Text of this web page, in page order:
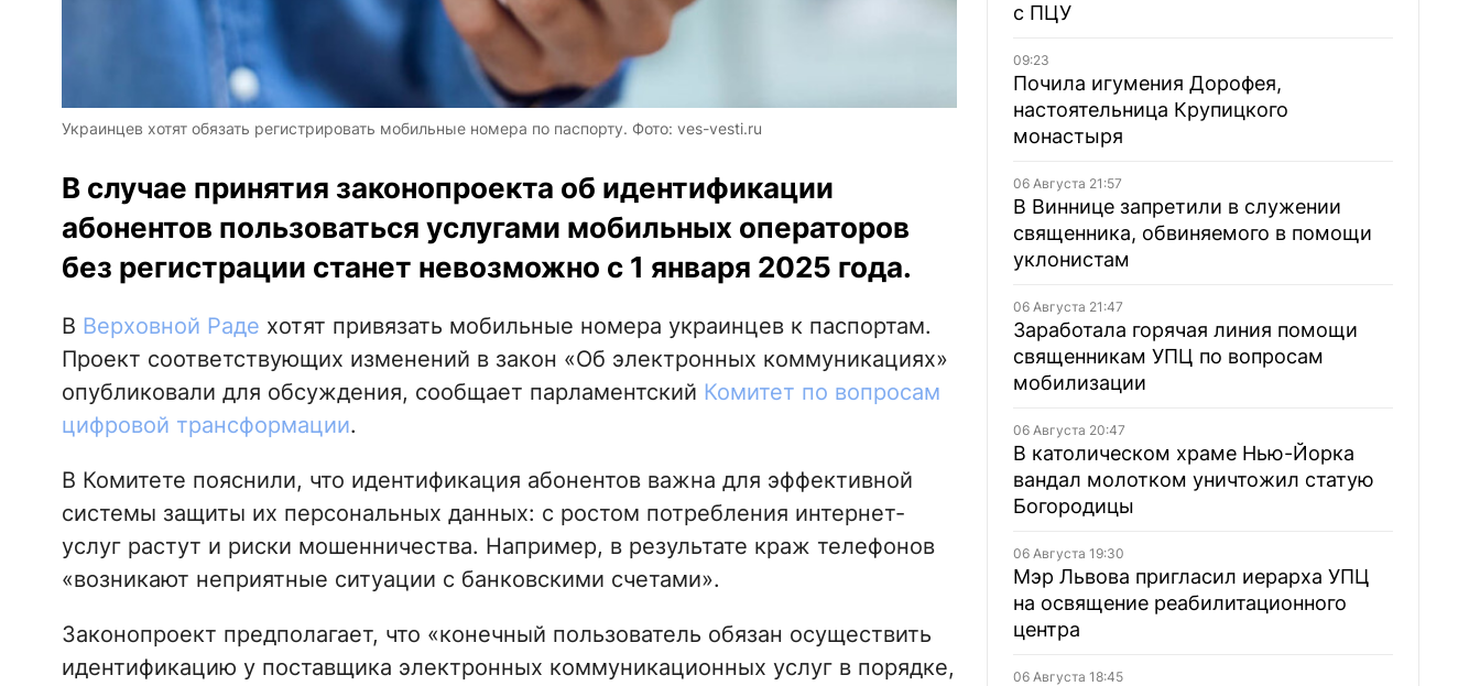
Украинцев хотят обязать регистрировать мобильные номера по паспорту. Фото: ves-vesti.ru
В случае принятия законопроекта об идентификации
абонентов пользоваться услугами мобильных операторов
без регистрации станет невозможно с 1 января 2025 года.
В Верховной Раде хотят привязать мобильные номера украинцев к паспортам.
Проект соответствующих изменений в закон «Об электронных коммуникациях»
опубликовали для обсуждения, сообщает парламентский Комитет по вопросам
цифровой трансформации.
В Комитете пояснили, что идентификация абонентов важна для эффективной
системы защиты их персональных данных: с ростом потребления интернет-
услуг растут и риски мошенничества. Например, в результате краж телефонов
«возникают неприятные ситуации с банковскими счетами».
Законопроект предполагает, что «конечный пользователь обязан осуществить
идентификацию у поставщика электронных коммуникационных услуг в порядке,
с ПЦУ
09:23
Почила игумения Дорофея,
настоятельница Крупицкого
монастыря
06 Августа 21:57
В Виннице запретили в служении
священника, обвиняемого в помощи
уклонистам
06 Августа 21:47
Заработала горячая линия помощи
священникам УПЦ по вопросам
мобилизации
06 Августа 20:47
В католическом храме Нью-Йорка
вандал молотком уничтожил статую
Богородицы
06 Августа 19:30
Мэр Львова пригласил иерарха УПЦ
на освящение реабилитационного
центра
06 Августа 18:45